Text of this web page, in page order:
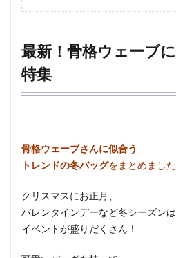
最新！骨格ウェーブ
特集
骨格ウェーブさんに似合う
トレンドの冬バッグをまとめました
クリスマスにお正月、
バレンタインデーなど冬シーズンは
イベントが盛りだくさん！